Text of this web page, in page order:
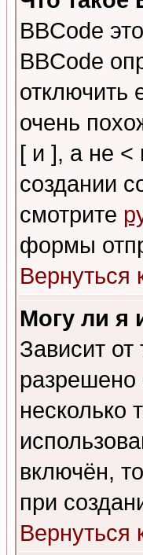
BBCode
BBCode
отключить
очень
[ и ], а не <
создании
смотрите
формы
Вернуться
Могу ли я
Зависит
разрешено
несколько
включён,
при
Вернуться